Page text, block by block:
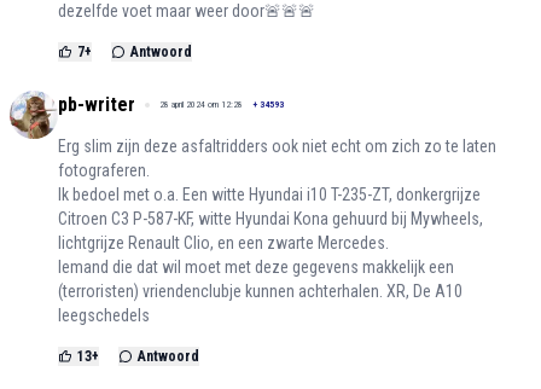
dezelfde voet maar weer door🚨🚨🚨
7+ Antwoord
pb-writer 28 april 2024 om 12:28 + 34593
Erg slim zijn deze asfaltridders ook niet echt om zich zo te laten
fotograferen.
Ik bedoel met o.a. Een witte Hyundai i10 T-235-ZT, donkergrijze
Citroen C3 P-587-KF, witte Hyundai Kona gehuurd bij Mywheels,
lichtgrijze Renault Clio, en een zwarte Mercedes.
Iemand die dat wil moet met deze gegevens makkelijk een
(terroristen) vriendenclubje kunnen achterhalen. XR, De A10
leegschedels
13+ Antwoord